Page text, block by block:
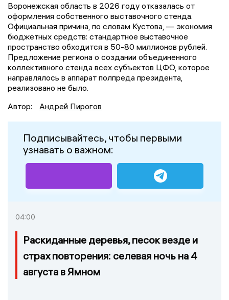
Воронежская область в 2026 году отказалась от
оформления собственного выставочного стенда.
Официальная причина, по словам Кустова, — экономия
бюджетных средств: стандартное выставочное
пространство обходится в 50-80 миллионов рублей.
Предложение региона о создании объединенного
коллективного стенда всех субъектов ЦФО, которое
направлялось в аппарат полпреда президента,
реализовано не было.
Автор:
Андрей Пирогов
Подписывайтесь, чтобы первыми
узнавать о важном:
04:00
Раскиданные деревья, песок везде и
страх повторения: селевая ночь на 4
августа в Ямном